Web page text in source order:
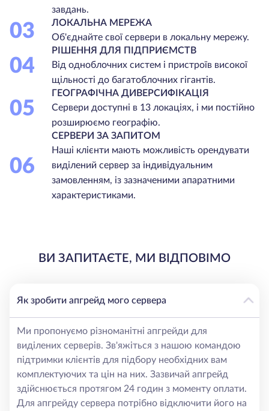
завдань.
03
ЛОКАЛЬНА МЕРЕЖА
Об'єднайте свої сервери в локальну мережу.
04
РІШЕННЯ ДЛЯ ПІДПРИЄМСТВ
Від одноблочних систем і пристроїв високої
щільності до багатоблочних гігантів.
05
ГЕОГРАФІЧНА ДИВЕРСИФІКАЦІЯ
Сервери доступні в 13 локаціях, і ми постійно
розширюємо географію.
06
СЕРВЕРИ ЗА ЗАПИТОМ
Наші клієнти мають можливість орендувати
виділений сервер за індивідуальним
замовленням, із зазначеними апаратними
характеристиками.
ВИ ЗАПИТАЄТЕ, МИ ВІДПОВІМО
Як зробити апгрейд мого сервера
Ми пропонуємо різноманітні апгрейди для
виділених серверів. Зв'яжіться з нашою командою
підтримки клієнтів для підбору необхідних вам
комплектуючих та цін на них. Зазвичай апгрейд
здійснюється протягом 24 годин з моменту оплати.
Для апгрейду сервера потрібно відключити його на